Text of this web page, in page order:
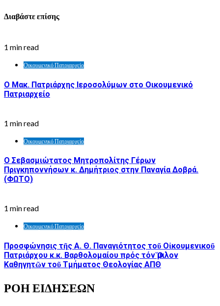
Διαβάστε επίσης
1 min read
Οικουμενικό Πατριαρχείο
Ο Μακ. Πατριάρχης Ιεροσολύμων στο Οικουμενικό
Πατριαρχείο
1 min read
Οικουμενικό Πατριαρχείο
Ο Σεβασμιώτατος Μητροπολίτης Γέρων
Πριγκηποννήσων κ. Δημήτριος στην Παναγία Δοβρά.
(ΦΩΤΟ)
1 min read
Οικουμενικό Πατριαρχείο
Προσφώνησις τῆς Α. Θ. Παναγιότητος τοῦ Οἰκουμενικοῦ
Πατριάρχου κ.κ. Βαρθολομαίου πρός τόν Ὅμιλον
Καθηγητῶν τοῦ Τμήματος Θεολογίας ΑΠΘ
ΡΟΗ ΕΙΔΗΣΕΩΝ